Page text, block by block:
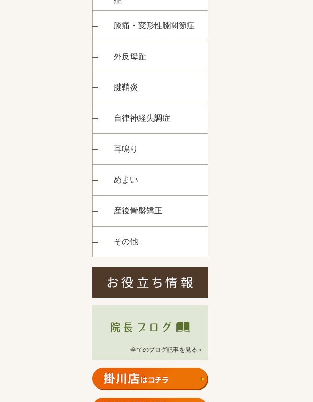
膝痛・変形性膝関節症
外反母趾
腱鞘炎
自律神経失調症
耳鳴り
めまい
産後骨盤矯正
その他
全てのブログ記事を見る＞